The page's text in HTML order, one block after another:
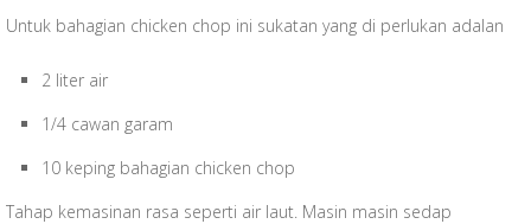
Untuk bahagian chicken chop ini sukatan yang di perlukan adalan
2 liter air
1/4 cawan garam
10 keping bahagian chicken chop
Tahap kemasinan rasa seperti air laut. Masin masin sedap